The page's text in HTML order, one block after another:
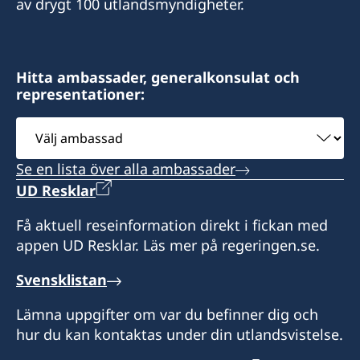
Hongcheon-gun
Honorärkonsul
SEO, Kyungsun
Incheon
LEE, Sang-Kyun
Hitta ambassader, generalkonsulat och
representationer:
Välj
ambassad
Se en lista över alla ambassader
UD Resklar
Få aktuell reseinformation direkt i fickan med
appen UD Resklar. Läs mer på regeringen.se.
Svensklistan
Lämna uppgifter om var du befinner dig och
hur du kan kontaktas under din utlandsvistelse.